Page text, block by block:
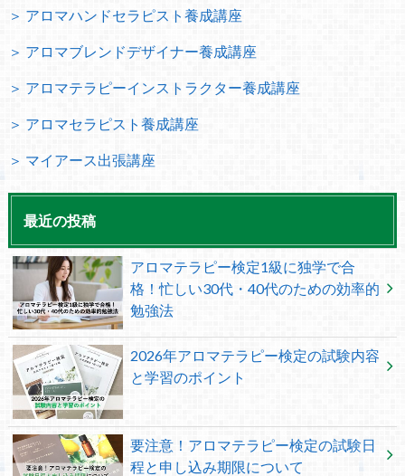
＞ アロマハンドセラピスト養成講座
＞ アロマブレンドデザイナー養成講座
＞ アロマテラピーインストラクター養成講座
＞ アロマセラピスト養成講座
＞ マイアース出張講座
最近の投稿
アロマテラピー検定1級に独学で合
格！忙しい30代・40代のための効率的
勉強法
2026年アロマテラピー検定の試験内容
と学習のポイント
要注意！アロマテラピー検定の試験日
程と申し込み期限について